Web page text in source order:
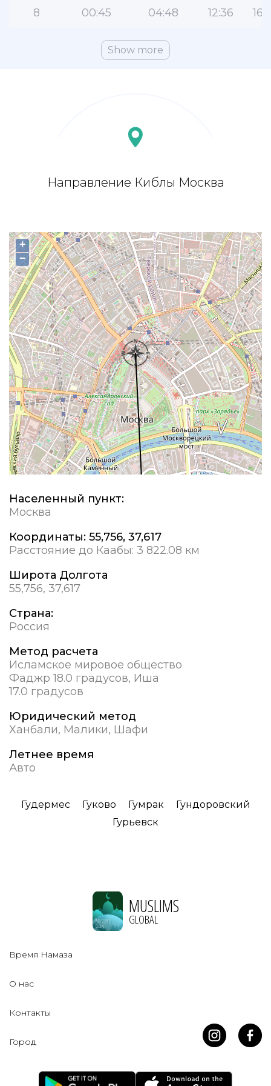
8 00:45 04:48 12:36
Show more
Направление Киблы Москва
+
−
Населенный пункт:
Москва
Координаты: 55,756, 37,617
Расстояние до Каабы: 3 822.08 км
Широта Долгота
55,756, 37,617
Страна:
Россия
Метод расчета
Исламское мировое общество
Фаджр 18.0 градусов, Иша
17.0 градусов
Юридический метод
Ханбали, Малики, Шафи
Летнее время
Авто
Гудермес Гуково Гумрак
Гундоровский
Гурьевск
MUSLIMS
GLOBAL
Время Намаза
О нас
Контакты
Город